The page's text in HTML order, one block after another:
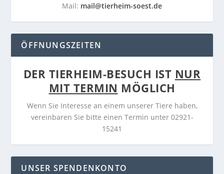
Mail: mail@tierheim-soest.de
ÖFFNUNGSZEITEN
DER TIERHEIM-BESUCH IST NUR
MIT TERMIN MÖGLICH
Wenn Sie Interesse an einem unserer Tiere haben,
vereinbaren Sie bitte einen Termin unter 02921-
15241
UNSER SPENDENKONTO